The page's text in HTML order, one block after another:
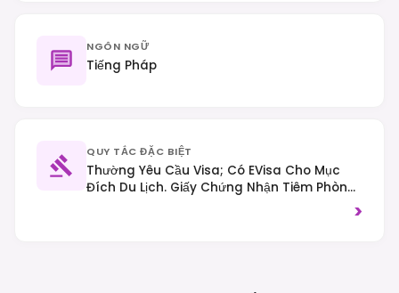
NGÔN NGỮ
Tiếng Pháp
QUY TẮC ĐẶC BIỆT
Thường Yêu Cầu Visa; Có EVisa Cho Mục
Đích Du Lịch. Giấy Chứng Nhận Tiêm Phòng
Sốt Vàng Thường Bắt Buộc. Giao Thông Bên>